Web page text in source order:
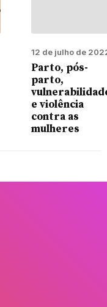
12 de julho de
Parto, pós-
parto,
e violência
contra as
mulheres